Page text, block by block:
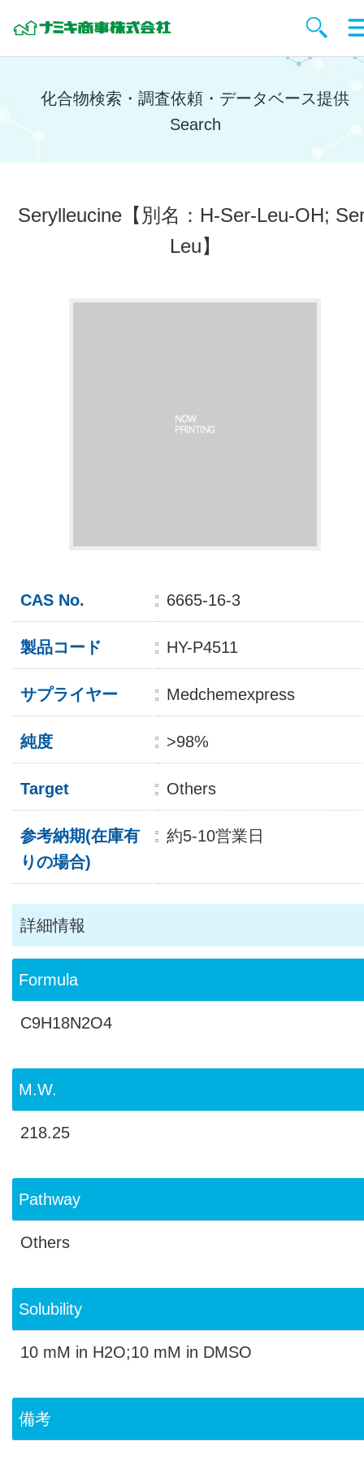
化合物検索・調査依頼・データベース提供
Search
Serylleucine 【別名：H-Ser-Leu-OH;
Leu】
CAS No. 6665-16-3
製品コード HY-P4511
サプライヤー Medchemexpress
純度 >98%
Target Others
参考納期(在庫有
りの場合)
約5-10営業日
詳細情報
Formula
C9H18N2O4
M.W.
218.25
Pathway
Others
Solubility
10 mM in H2O;10 mM in DMSO
備考